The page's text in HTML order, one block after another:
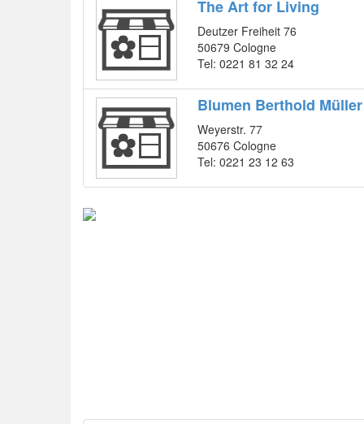
The Art for Living
Deutzer Freiheit 76
50679 Cologne
Tel: 0221 81 32 24
Blumen Berthold Müller
Weyerstr. 77
50676 Cologne
Tel: 0221 23 12 63